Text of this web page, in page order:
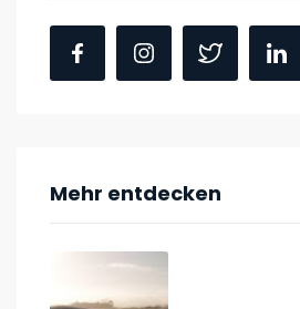
Mehr entdecken